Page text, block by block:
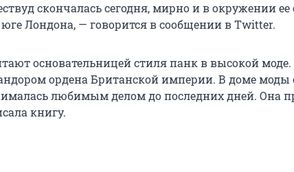
скончалась сегодня, мирно и в окружении ее
Лондона, — говорится в сообщении в Twitter.
основательницей стиля панк в высокой
ордена Британской империи. В доме моды
любимым делом до последних дней. Она
книгу.